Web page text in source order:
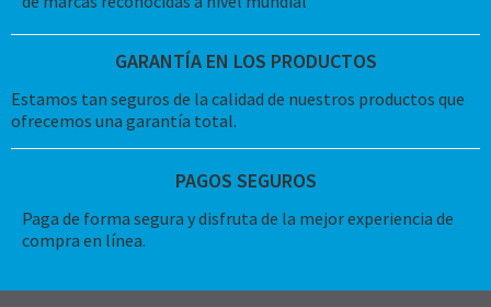
GARANTÍA EN LOS PRODUCTOS
Estamos tan seguros de la calidad de nuestros productos que
ofrecemos una garantía total.
PAGOS SEGUROS
Paga de forma segura y disfruta de la mejor experiencia de
compra en línea.